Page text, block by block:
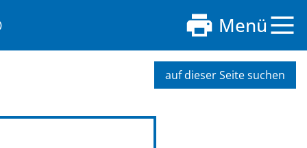
Menü
auf dieser Seite suchen